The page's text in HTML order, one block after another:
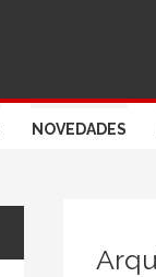
NOVEDADES